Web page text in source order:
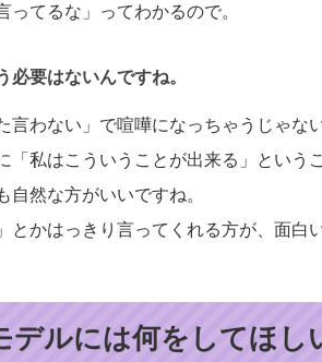
ってるな」ってわかるので。
要はないんですね。
言わない」で喧嘩になっちゃうじゃな
「私はこういうことが出来る」という
自然な方がいいですね。
とかはっきり言ってくれる方が、面白
デルには何をしてほし